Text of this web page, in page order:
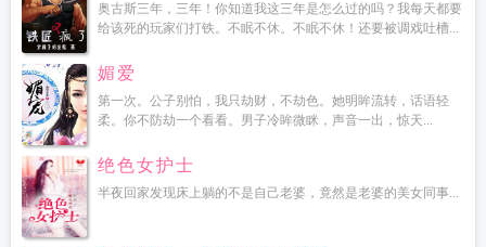
奥古斯三年，三年！你知道我这三年是怎么过的吗？我每天都要
给该死的玩家们打铁。不眠不休。不眠不休！还要被调戏吐槽...
媚爱
第一次。公子别怕，我只劫财，不劫色。她明眸流转，话语轻
柔。你不防劫一个看看。男子冷眸微眯，声音一出，惊天...
绝色女护士
半夜回家发现床上躺的不是自己老婆，竟然是老婆的美女同事...